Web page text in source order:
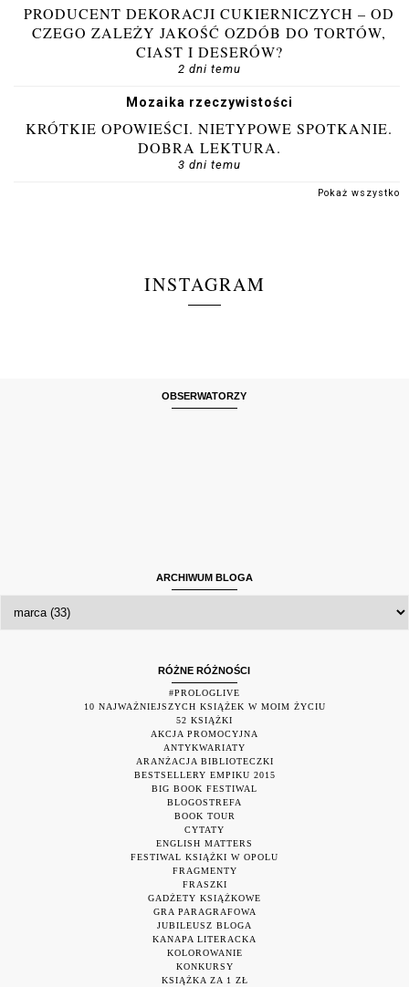
PRODUCENT DEKORACJI CUKIERNICZYCH – OD
CZEGO ZALEŻY JAKOŚĆ OZDÓB DO TORTÓW,
CIAST I DESERÓW?
2 dni temu
Mozaika rzeczywistości
KRÓTKIE OPOWIEŚCI. NIETYPOWE SPOTKANIE.
DOBRA LEKTURA.
3 dni temu
Pokaż wszystko
INSTAGRAM
OBSERWATORZY
ARCHIWUM BLOGA
RÓŻNE RÓŻNOŚCI
#PROLOGLIVE
10 NAJWAŻNIEJSZYCH KSIĄŻEK W MOIM ŻYCIU
52 KSIĄŻKI
AKCJA PROMOCYJNA
ANTYKWARIATY
ARANŻACJA BIBLIOTECZKI
BESTSELLERY EMPIKU 2015
BIG BOOK FESTIWAL
BLOGOSTREFA
BOOK TOUR
CYTATY
ENGLISH MATTERS
FESTIWAL KSIĄŻKI W OPOLU
FRAGMENTY
FRASZKI
GADŻETY KSIĄŻKOWE
GRA PARAGRAFOWA
JUBILEUSZ BLOGA
KANAPA LITERACKA
KOLOROWANIE
KONKURSY
KSIĄŻKA ZA 1 ZŁ